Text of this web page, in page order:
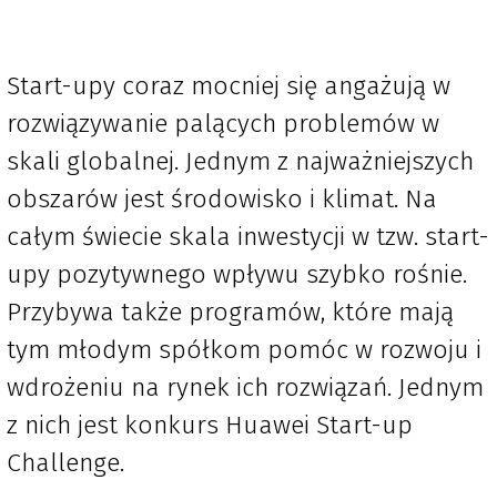
Start-upy coraz mocniej się angażują w
rozwiązywanie palących problemów w
skali globalnej. Jednym z najważniejszych
obszarów jest środowisko i klimat. Na
całym świecie skala inwestycji w tzw. start-
upy pozytywnego wpływu szybko rośnie.
Przybywa także programów, które mają
tym młodym spółkom pomóc w rozwoju i
wdrożeniu na rynek ich rozwiązań. Jednym
z nich jest konkurs Huawei Start-up
Challenge.